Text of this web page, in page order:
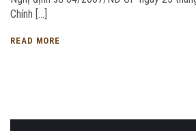
Chính […]
READ MORE